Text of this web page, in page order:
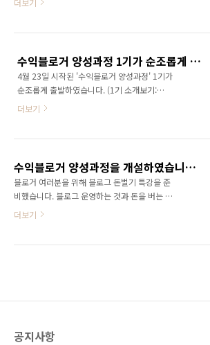
내 글을 볼까봐 신경쓰이는가? 처음에는 다 그렇
오히려 이러한 관심을 즐기게 될 것이다. 용기를
분만의 글쓰기 노하우가 생기게 될 것이다. 처음
부터 돈 벌..
요! ㅎㅎ) 이제 블로거들도 조금만 알면 큰 돈을
벌 수 있습니다. 이름하여 '수익블로거 양성과
정'입니다. 5월 11일, '수익블로거 양성과정' 2기
를 모집합니다. 강사진이 정말 빵빵합니다. 빈말
스로만 월 70만원 이상의 수익을 내고 있는 투데
냥이의 웹2.0 이야기!'와 블로그와이드..
더보기
수익블로거 양성과정 1기가 순조롭게 출발하였습니다.
4월 23일 시작된 '수익블로거 양성과정' 1기가
순조롭게 출발하였습니다. (1기 소개보기:
http://www.ggamnyang.com/1048) 1기이
작됨과 동시에 2기도 모집을 시작했습니다. 관심
있으신 분들은 적극적으로 동참해주시기 바랍니
다. 감사합니다. 수익블로거 양성과정 2기 신청
하기: http://ggamnyang.com/1056 강의가
을 보낸 것 같습니다. 다시 한번 '수익블로거 양
더보기
수익블로거 양성과정을 개설하였습니다. 블로거 여러분과 함께 만들어가고자 합니다!!!
블로거 여러분을 위해 블로그 돈벌기 특강을 준
비했습니다. 블로그 운영하는 것과 돈을 버는 것
은 참 다른 것 같습니다. 파워블로거이면서도 돈
이 아니라 정말 최고의 강사진입니다!!! 애드센
더보기
공지사항